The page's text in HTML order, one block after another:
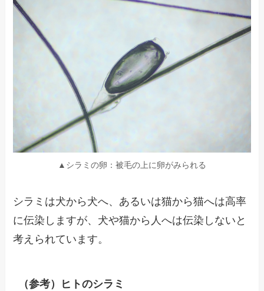
▲シラミの卵：被毛の上に卵がみられる
シラミは犬から犬へ、あるいは猫から猫へは高率
に伝染しますが、犬や猫から人へは伝染しないと
考えられています。
（参考）ヒトのシラミ